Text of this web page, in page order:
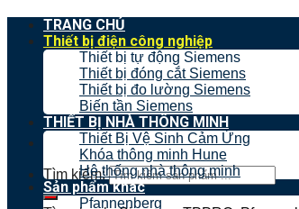
Tìm kiếm:
TRANG CHỦ
Thiết bị điện công nghiệp
Thiết bị tự động Siemens
Thiết bị đóng cắt Siemens
Thiết bị đo lường Siemens
Biến tần Siemens
THIẾT BỊ NHÀ THÔNG MINH
Thiết Bị Vệ Sinh Cảm Ứng
Khóa thông minh Hune
Hệ thống nhà thông minh
Sản phẩm khác
Pfannenberg